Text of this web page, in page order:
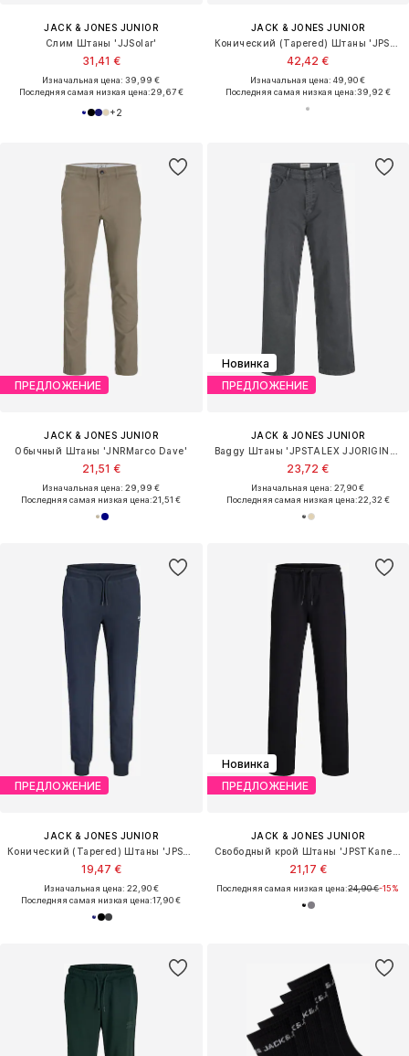
JACK & JONES JUNIOR
Слим Штаны 'JJSolar'
31,41 €
Изначальная цена: 39,99 €
Последняя самая низкая цена:29,67 €
+2
JACK & JONES JUNIOR
42,42 €
Изначальная цена: 49,90 €
Последняя самая низкая цена:39,92 €
ПРЕДЛОЖЕНИЕ
JACK & JONES JUNIOR
Обычный Штаны 'JNRMarco Dave'
21,51 €
Изначальная цена: 29,99 €
Последняя самая низкая цена:21,51 €
Новинка
ПРЕДЛОЖЕНИЕ
JACK & JONES JUNIOR
23,72 €
Изначальная цена: 27,90 €
Последняя самая низкая цена:22,32 €
ПРЕДЛОЖЕНИЕ
JACK & JONES JUNIOR
19,47 €
Изначальная цена: 22,90 €
Последняя самая низкая цена:17,90 €
Новинка
ПРЕДЛОЖЕНИЕ
JACK & JONES JUNIOR
21,17 €
Последняя самая низкая цена:24,90 €-15%